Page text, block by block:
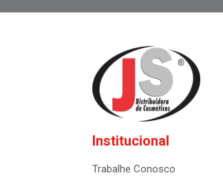
Institucional
Trabalhe Conosco